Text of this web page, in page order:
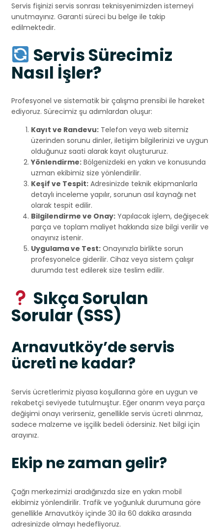
Servis fişinizi servis sonrası teknisyenimizden istemeyi
unutmayınız. Garanti süreci bu belge ile takip
edilmektedir.
Servis Sürecimiz
Nasıl İşler?
Profesyonel ve sistematik bir çalışma prensibi ile hareket
ediyoruz. Sürecimiz şu adımlardan oluşur:
Kayıt ve Randevu: Telefon veya web sitemiz
üzerinden sorunu dinler, iletişim bilgilerinizi ve uygun
olduğunuz saati alarak kayıt oluştururuz.
Yönlendirme: Bölgenizdeki en yakın ve konusunda
uzman ekibimiz size yönlendirilir.
Keşif ve Tespit: Adresinizde teknik ekipmanlarla
detaylı inceleme yapılır, sorunun asıl kaynağı net
olarak tespit edilir.
Bilgilendirme ve Onay: Yapılacak işlem, değişecek
parça ve toplam maliyet hakkında size bilgi verilir ve
onayınız istenir.
Uygulama ve Test: Onayınızla birlikte sorun
profesyonelce giderilir. Cihaz veya sistem çalışır
durumda test edilerek size teslim edilir.
Sıkça Sorulan
Sorular (SSS)
Arnavutköy’de servis
ücreti ne kadar?
Servis ücretlerimiz piyasa koşullarına göre en uygun ve
rekabetçi seviyede tutulmuştur. Eğer onarım veya parça
değişimi onayı verirseniz, genellikle servis ücreti alınmaz,
sadece malzeme ve işçilik bedeli ödersiniz. Net bilgi için
arayınız.
Ekip ne zaman gelir?
Çağrı merkezimizi aradığınızda size en yakın mobil
ekibimiz yönlendirilir. Trafik ve yoğunluk durumuna göre
genellikle Arnavutköy içinde 30 ila 60 dakika arasında
adresinizde olmayı hedefliyoruz.